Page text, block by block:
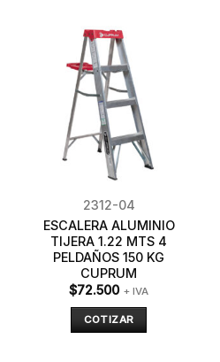
2312-04
ESCALERA ALUMINIO
TIJERA 1.22 MTS 4
PELDAÑOS 150 KG
CUPRUM
$72.500 + IVA
COTIZAR